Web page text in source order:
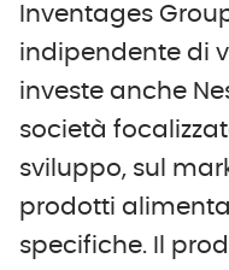
Inventages
indipendente di
investe anche
società
sviluppo, sul
prodotti
specifiche. Il